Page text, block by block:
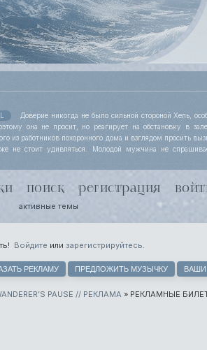
Доверие никогда не было сильной стороной Хель,
она не просит, но реагирует на обстановку в
из работников похоронного дома и взглядом просить
не стоит удивляться. Молодой мужчина не
лучше доверять. Хель чуть хмурится.
поиск регистрация
активные темы
РЕКЛАМУ ПРЕДЛОЖИТЬ МУЗЫЧКУ ВАШИ
Войдите или зарегистрируйтесь.
PAUSE // РЕКЛАМА » РЕКЛАМНЫЕ